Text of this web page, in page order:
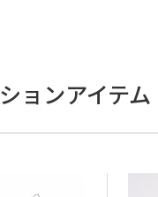
ョンアイテム